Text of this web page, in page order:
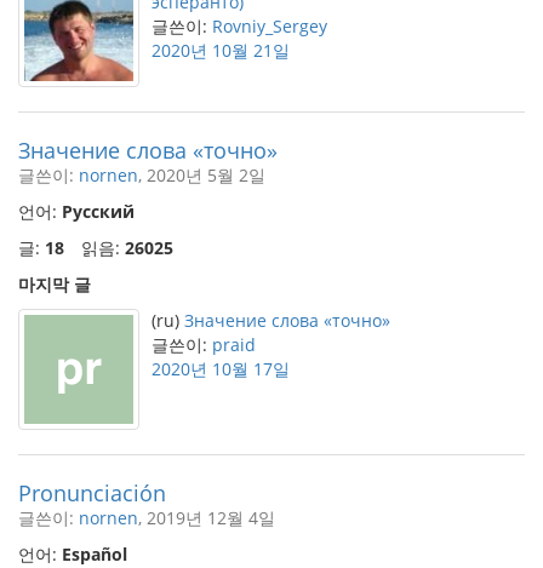
글쓴이: Rovniy_Sergey
2020년 10월 21일
Значение слова «точно»
글쓴이: nornen, 2020년 5월 2일
언어: Русский
글: 18 읽음: 26025
마지막 글
(ru) Значение слова «точно»
글쓴이: praid
2020년 10월 17일
Pronunciación
글쓴이: nornen, 2019년 12월 4일
언어: Español